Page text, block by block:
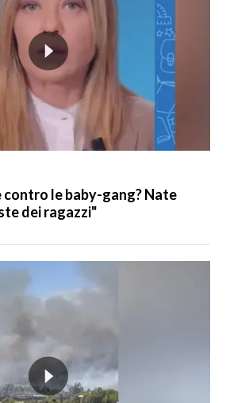
contro le baby-gang? Nate
dei ragazzi"